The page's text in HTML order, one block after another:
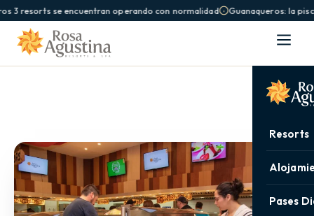
resorts se encuentran operando con normalidad Guanaqueros: la
Resorts
Pases